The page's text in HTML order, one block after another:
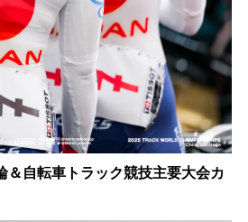
＆自転車トラック競技主要大会カ